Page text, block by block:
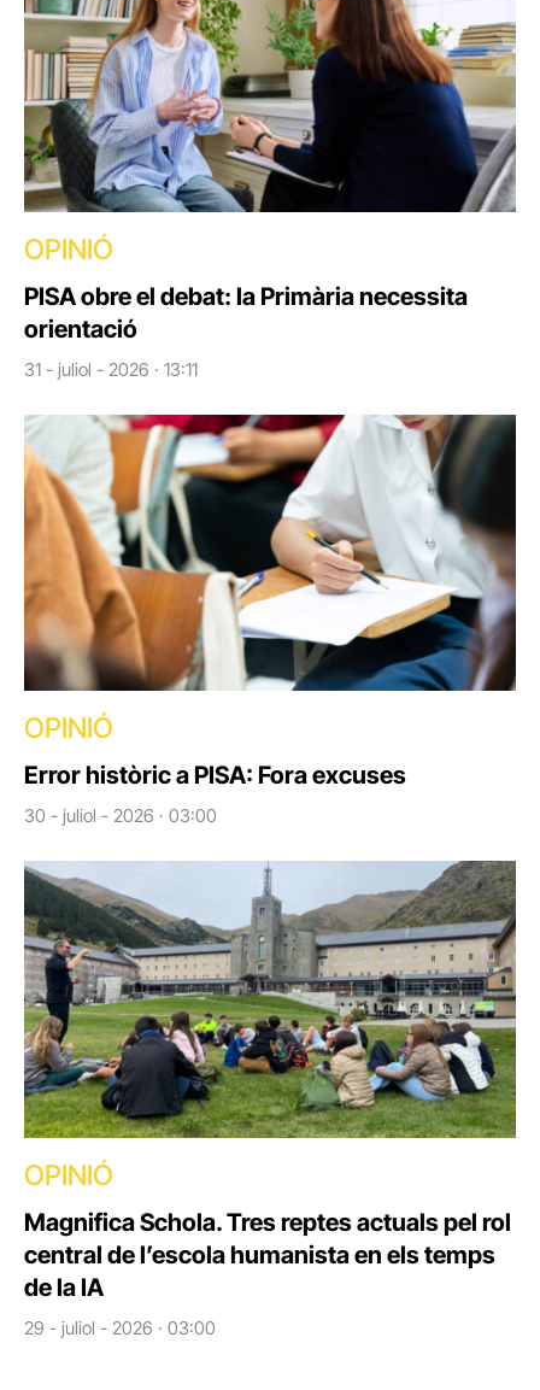
OPINIÓ
PISA obre el debat: la Primària necessita
orientació
31 - juliol - 2026 · 13:11
OPINIÓ
Error històric a PISA: Fora excuses
30 - juliol - 2026 · 03:00
OPINIÓ
Magnifica Schola. Tres reptes actuals pel rol
central de l’escola humanista en els temps
de la IA
29 - juliol - 2026 · 03:00